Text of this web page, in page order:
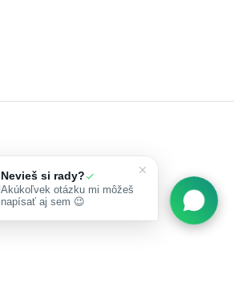
Nevieš si rady?
Akúkoľvek otázku mi môžeš
napísať aj sem 😉